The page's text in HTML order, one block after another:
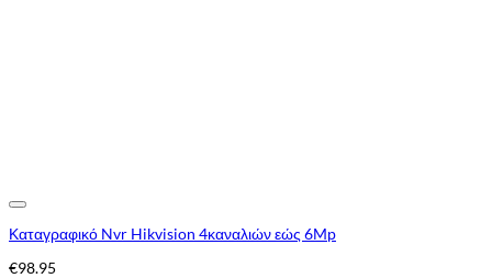
Καταγραφικό Nvr Hikvision 4καναλιών εώς 6Mp
€98.95